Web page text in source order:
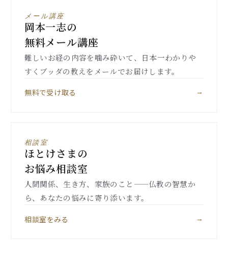
メール講座
岡本一志の
無料メール講座
難しいお経の内容を噛み砕いて、日本一わかりや
すくブッダの教えをメールでお届けします。
無料で受け取る →
相談室
ほとけさまの
お悩み相談室
人間関係、生き方、家族のこと——仏教の智慧か
ら、あなたの悩みに寄り添います。
相談室をみる →